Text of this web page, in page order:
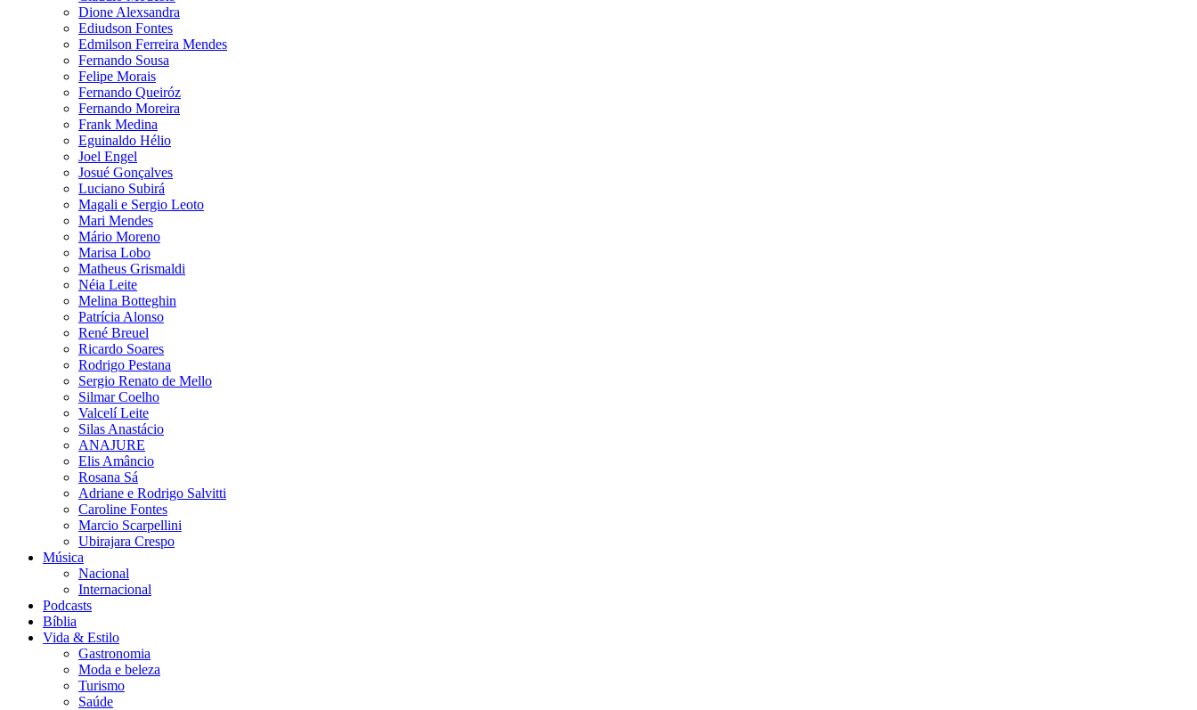
Dione Alexsandra
Ediudson Fontes
Edmilson Ferreira Mendes
Fernando Sousa
Felipe Morais
Fernando Queiróz
Fernando Moreira
Frank Medina
Eguinaldo Hélio
Joel Engel
Josué Gonçalves
Luciano Subirá
Magali e Sergio Leoto
Mari Mendes
Mário Moreno
Marisa Lobo
Matheus Grismaldi
Néia Leite
Melina Botteghin
Patrícia Alonso
René Breuel
Ricardo Soares
Rodrigo Pestana
Sergio Renato de Mello
Silmar Coelho
Valcelí Leite
Silas Anastácio
ANAJURE
Elis Amâncio
Rosana Sá
Adriane e Rodrigo Salvitti
Caroline Fontes
Marcio Scarpellini
Ubirajara Crespo
Música
Nacional
Internacional
Podcasts
Bíblia
Vida & Estilo
Gastronomia
Moda e beleza
Turismo
Saúde